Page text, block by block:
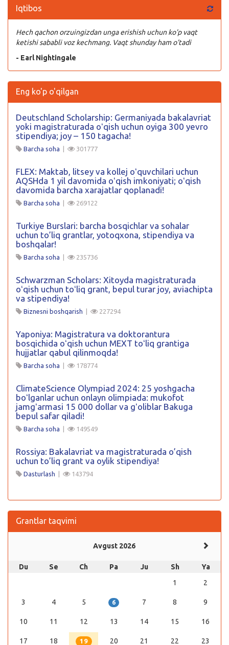
Iqtibos
Hech qachon orzuingizdan unga erishish uchun ko’p vaqt
ketishi sababli voz kechmang. Vaqt shunday ham o’tadi
- Earl Nightingale
Eng ko'p o'qilgan
Deutschland Scholarship: Germaniyada bakalavriat
yoki magistraturada oʻqish uchun oyiga 300 yevro
stipendiya; joy – 150 tagacha!
Barcha soha | 301777
FLEX: Maktab, litsey va kollej oʻquvchilari uchun
AQSHda 1 yil davomida oʻqish imkoniyati; oʻqish
davomida barcha xarajatlar qoplanadi!
Barcha soha | 269122
Turkiye Burslari: barcha bosqichlar va sohalar
uchun to’liq grantlar, yotoqxona, stipendiya va
boshqalar!
Barcha soha | 235736
Schwarzman Scholars: Xitoyda magistraturada
oʻqish uchun toʻliq grant, bepul turar joy, aviachipta
va stipendiya!
Biznesni boshqarish | 227294
Yaponiya: Magistratura va doktorantura
bosqichida oʻqish uchun MEXT toʻliq grantiga
hujjatlar qabul qilinmoqda!
Barcha soha | 178774
ClimateScience Olympiad 2024: 25 yoshgacha
boʻlganlar uchun onlayn olimpiada: mukofot
jamgʻarmasi 15 000 dollar va gʻoliblar Bakuga
bepul safar qiladi!
Barcha soha | 149549
Rossiya: Bakalavriat va magistraturada o’qish
uchun to’liq grant va oylik stipendiya!
Dasturlash | 143794
Grantlar taqvimi
Avgust 2026
Du Se Ch Pa Ju Sh
Ya
1
2
3 4 5 6 7 8 9
10 11 12 13 14 15 16
17 18 19 20 21 22 23